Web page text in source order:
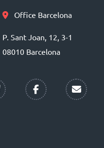
Office Barcelona
P. Sant Joan, 12, 3-1
08010 Barcelona